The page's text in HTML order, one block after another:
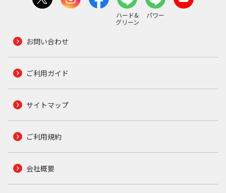
ハード&
グリーン
パワー
お問い合わせ
ご利用ガイド
サイトマップ
ご利用規約
会社概要